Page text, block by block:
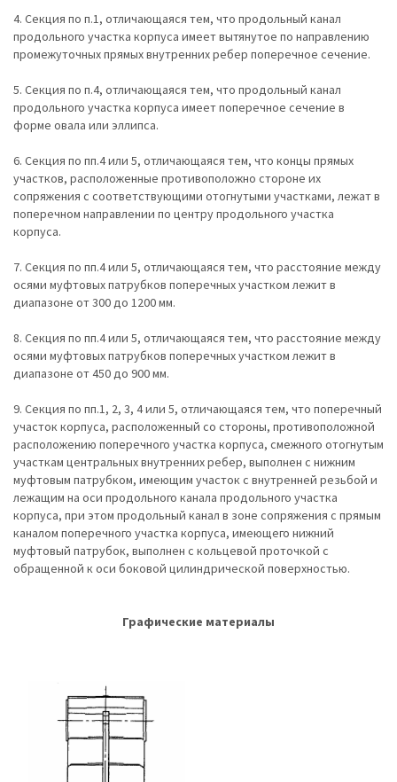
4. Секция по п.1, отличающаяся тем, что продольный канал
продольного участка корпуса имеет вытянутое по направлению
промежуточных прямых внутренних ребер поперечное сечение.
5. Секция по п.4, отличающаяся тем, что продольный канал
продольного участка корпуса имеет поперечное сечение в
форме овала или эллипса.
6. Секция по пп.4 или 5, отличающаяся тем, что концы прямых
участков, расположенные противоположно стороне их
сопряжения с соответствующими отогнутыми участками, лежат в
поперечном направлении по центру продольного участка
корпуса.
7. Секция по пп.4 или 5, отличающаяся тем, что расстояние между
осями муфтовых патрубков поперечных участком лежит в
диапазоне от 300 до 1200 мм.
8. Секция по пп.4 или 5, отличающаяся тем, что расстояние между
осями муфтовых патрубков поперечных участком лежит в
диапазоне от 450 до 900 мм.
9. Секция по пп.1, 2, 3, 4 или 5, отличающаяся тем, что поперечный
участок корпуса, расположенный со стороны, противоположной
расположению поперечного участка корпуса, смежного отогнутым
участкам центральных внутренних ребер, выполнен с нижним
муфтовым патрубком, имеющим участок с внутренней резьбой и
лежащим на оси продольного канала продольного участка
корпуса, при этом продольный канал в зоне сопряжения с прямым
каналом поперечного участка корпуса, имеющего нижний
муфтовый патрубок, выполнен с кольцевой проточкой с
обращенной к оси боковой цилиндрической поверхностью.
Графические материалы